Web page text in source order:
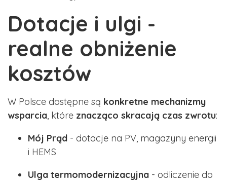
Dotacje i ulgi -
realne obniżenie
kosztów
W Polsce dostępne są konkretne mechanizmy
wsparcia, które znacząco skracają czas zwrotu:
Mój Prąd - dotacje na PV, magazyny energii
i HEMS
Ulga termomodernizacyjna - odliczenie do